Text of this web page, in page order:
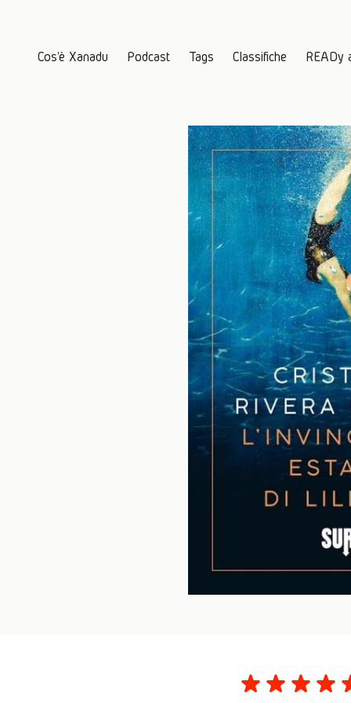
Cos'è Xanadu Podcast Tags Classifiche READy